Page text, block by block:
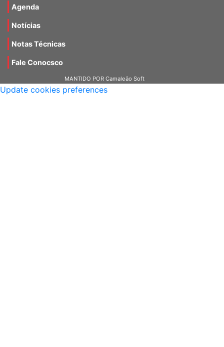
Agenda
Notícias
Notas Técnicas
Fale Conocsco
MANTIDO POR Camaleão Soft
Update cookies preferences